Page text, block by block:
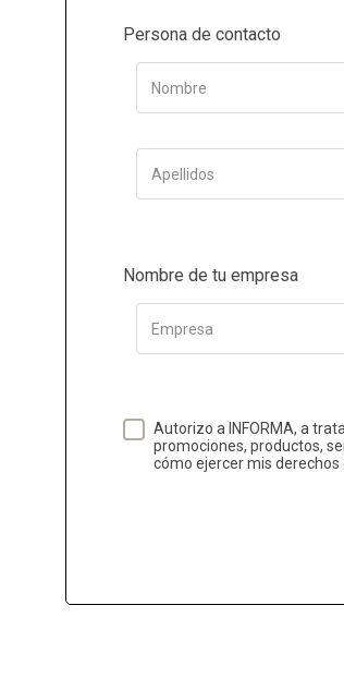
Persona de contacto
Nombre
Apellidos
Nombre de tu empresa
Empresa
Autorizo a INFORMA, a
promociones, productos,
cómo ejercer mis derechos